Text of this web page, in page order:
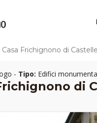
Casa Frichignono di
- Tipo: Edifici
di